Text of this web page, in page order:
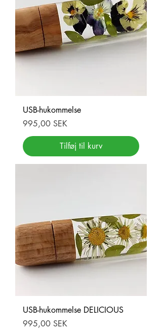
USB-hukommelse
Pris
995,00 SEK
Tilføj til kurv
USB-hukommelse DELICIOUS
Pris
995,00 SEK